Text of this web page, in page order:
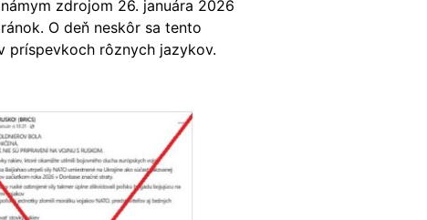
zdrojom 26. januára 2026
O deň neskôr sa tento
príspevkoch rôznych jazykov.